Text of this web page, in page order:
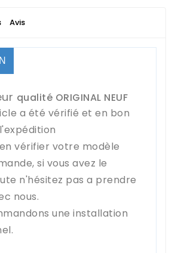
Avis
qualité ORIGINAL NEUF
a été vérifié et en bon
vérifier votre modèle
si vous avez le
n'hésitez pas a prendre
nous.
une installation